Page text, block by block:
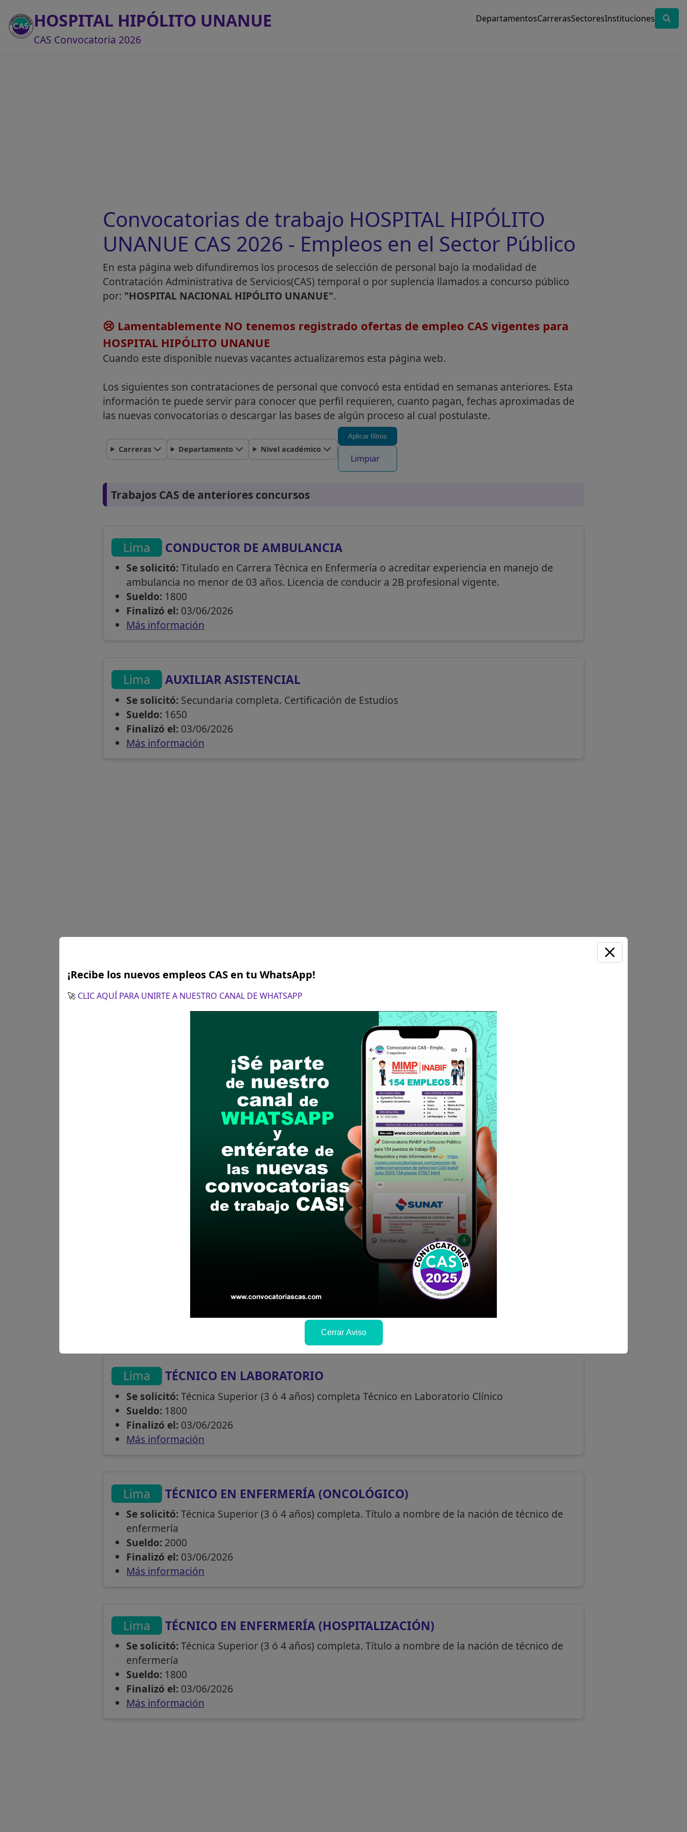
HOSPITAL HIPÓLITO UNANUE
CAS Convocatoria 2026
DepartamentosCarrerasSectoresInstituciones
Convocatorias de trabajo HOSPITAL HIPÓLITO
UNANUE CAS 2026 - Empleos en el Sector Público
En esta página web difundiremos los procesos de selección de personal bajo la modalidad de
Contratación Administrativa de Servicios(CAS) temporal o por suplencia llamados a concurso público
por: "HOSPITAL NACIONAL HIPÓLITO UNANUE".
😢 Lamentablemente NO tenemos registrado ofertas de empleo CAS vigentes para
HOSPITAL HIPÓLITO UNANUE
Cuando este disponible nuevas vacantes actualizaremos esta página web.
Los siguientes son contrataciones de personal que convocó esta entidad en semanas anteriores. Esta
información te puede servir para conocer que perfil requieren, cuanto pagan, fechas aproximadas de
las nuevas convocatorias o descargar las bases de algún proceso al cual postulaste.
Carreras Departamento Nivel académico
Aplicar filtros
Limpiar
Trabajos CAS de anteriores concursos
Lima CONDUCTOR DE AMBULANCIA
Se solicitó:Titulado en Carrera Técnica en Enfermería o acreditar experiencia en manejo de
ambulancia no menor de 03 años. Licencia de conducir a 2B profesional vigente.
Sueldo:1800
Finalizó el:03/06/2026
Más información
Lima AUXILIAR ASISTENCIAL
Se solicitó:Secundaria completa. Certificación de Estudios
Sueldo:1650
Finalizó el:03/06/2026
Más información
Lima AUXILIAR DE NUTRICIÓN (ALIMENTACIÓN)
Se solicitó: Secundaria completa. Certificación de Estudios
Sueldo:1650
AUXILIAR DE NUTRICIÓN (DIETOTERAPIA)
Secundaria completa. Certificación de Estudios
Lima TÉCNICO EN LABORATORIO
Se solicitó:Técnica Superior (3 ó 4 años) completa Técnico en Laboratorio Clínico
Sueldo:1800
Finalizó el:03/06/2026
Más información
Lima TÉCNICO EN ENFERMERÍA (ONCOLÓGICO)
Se solicitó:Técnica Superior (3 ó 4 años) completa. Título a nombre de la nación de técnico de
enfermería
Sueldo:2000
Finalizó el:03/06/2026
Más información
Lima TÉCNICO EN ENFERMERÍA (HOSPITALIZACIÓN)
Se solicitó:Técnica Superior (3 ó 4 años) completa. Título a nombre de la nación de técnico de
enfermería
Sueldo:1800
Finalizó el:03/06/2026
Más información
¡Recibe los nuevos empleos CAS en tu WhatsApp!
🚀 CLIC AQUÍ PARA UNIRTE A NUESTRO CANAL DE WHATSAPP
Cerrar Aviso